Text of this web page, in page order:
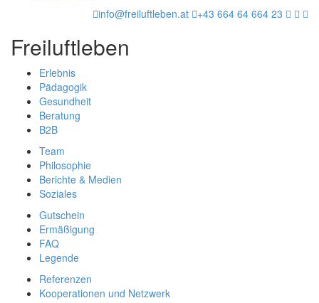
info@freiluftleben.at
+43 664 64 664 23
Freiluftleben
Erlebnis
Pädagogik
Gesundheit
Beratung
B2B
Team
Philosophie
Berichte & Medien
Soziales
Gutschein
Ermäßigung
FAQ
Legende
Referenzen
Kooperationen und Netzwerk